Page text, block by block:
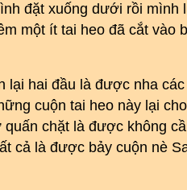
đặt xuống dưới rồi mình
một ít tai heo đã cắt vào
lại hai đầu là được nha
cuộn tai heo này lại
chặt là được không
cả là được bảy cuộn nè